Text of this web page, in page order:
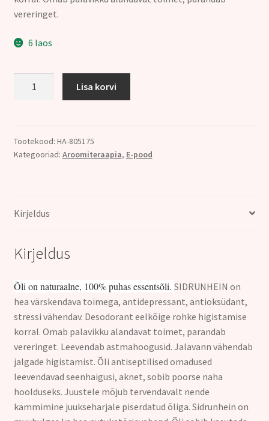
vereringet.
6 laos
citratus)
10ml
Lisa korvi
Tootekood: HA-805175
Kategooriad: Aroomiteraapia, E-pood
Kirjeldus
Kirjeldus
Õli on naturaalne, 100% puhas essentsõli. SIDRUNHEIN on
hea värskendava toimega, antidepressant, antioksüdant,
stressi vähendav. Desodorant eelkõige rohke higistamise
korral. Omab palavikku alandavat toimet, parandab
vereringet. Leevendab astmahoogusid. Jalavann vähendab
jalgade higistamist. Õli antiseptilised omadused
leevendavad seenhaigusi, aknet, sobib poorse naha
hoolduseks. Juustele mõjub tervendavalt nende
kammimine juukseharjale piserdatud õliga. Sidrunhein on